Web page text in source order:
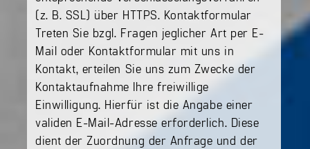
(z. B. SSL) über HTTPS. Kontaktformular
Treten Sie bzgl. Fragen jeglicher Art per E-
Mail oder Kontaktformular mit uns in
Kontakt, erteilen Sie uns zum Zwecke der
Kontaktaufnahme Ihre freiwillige
Einwilligung. Hierfür ist die Angabe einer
validen E-Mail-Adresse erforderlich. Diese
dient der Zuordnung der Anfrage und der